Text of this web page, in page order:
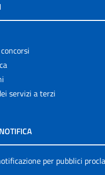
servizi a terzi
per pubblici